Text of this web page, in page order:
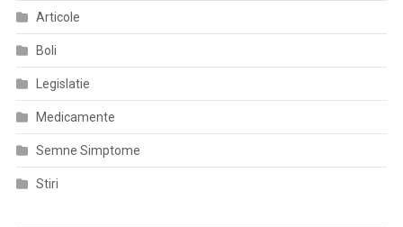
Articole
Boli
Legislatie
Medicamente
Semne Simptome
Stiri